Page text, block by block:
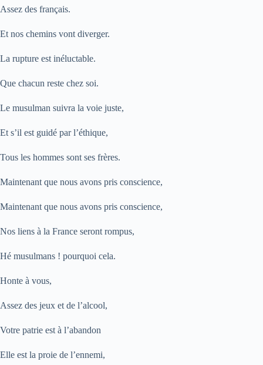
Assez des français.
Et nos chemins vont diverger.
La rupture est inéluctable.
Que chacun reste chez soi.
Le musulman suivra la voie juste,
Et s’il est guidé par l’éthique,
Tous les hommes sont ses frères.
Maintenant que nous avons pris conscience,
Maintenant que nous avons pris conscience,
Nos liens à la France seront rompus,
Hé musulmans ! pourquoi cela.
Honte à vous,
Assez des jeux et de l’alcool,
Votre patrie est à l’abandon
Elle est la proie de l’ennemi,